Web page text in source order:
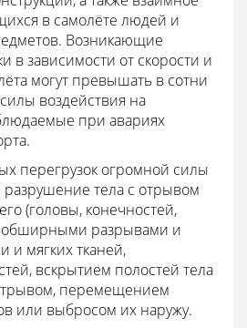
в самолёте людей и
Возникающие
в зависимости от скорости и
могут превышать в сотни
воздействия на
при авариях
перегрузок огромной силы
тела с отрывом
(головы, конечностей,
обширными разрывами и
и мягких тканей,
вскрытием полостей тела
перемещением
или выбросом их наружу.